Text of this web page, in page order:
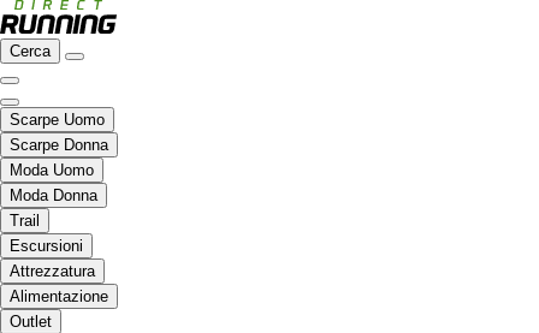
Cerca
Scarpe Uomo
Scarpe Donna
Moda Uomo
Moda Donna
Trail
Escursioni
Attrezzatura
Alimentazione
Outlet